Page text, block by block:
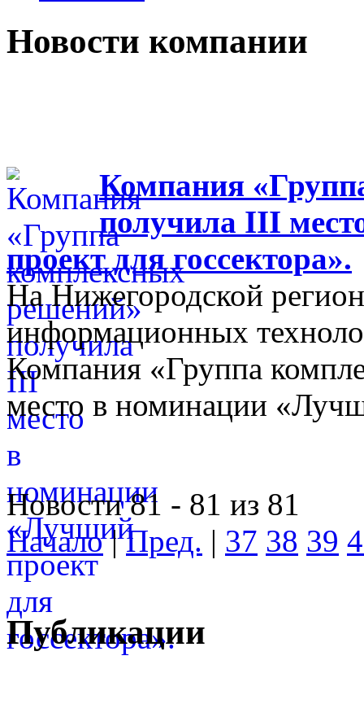
Новости компании
Компания
получила III
проект для госсектора».
На Нижегородской
информационных
Компания «Группа
место в номинации
Новости 81 - 81 из 81
Начало|Пред. | 37 38 39
Публикации